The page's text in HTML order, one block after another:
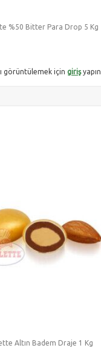
%50 Bitter Para Drop 5 Kg
görüntülemek için girişyapın
Altın Badem Draje 1 Kg